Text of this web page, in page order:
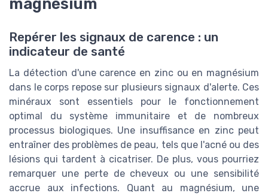
magnésium
Repérer les signaux de carence : un
indicateur de santé
La détection d'une carence en zinc ou en magnésium
dans le corps repose sur plusieurs signaux d'alerte. Ces
minéraux sont essentiels pour le fonctionnement
optimal du système immunitaire et de nombreux
processus biologiques. Une insuffisance en zinc peut
entraîner des problèmes de peau, tels que l'acné ou des
lésions qui tardent à cicatriser. De plus, vous pourriez
remarquer une perte de cheveux ou une sensibilité
accrue aux infections. Quant au magnésium, une